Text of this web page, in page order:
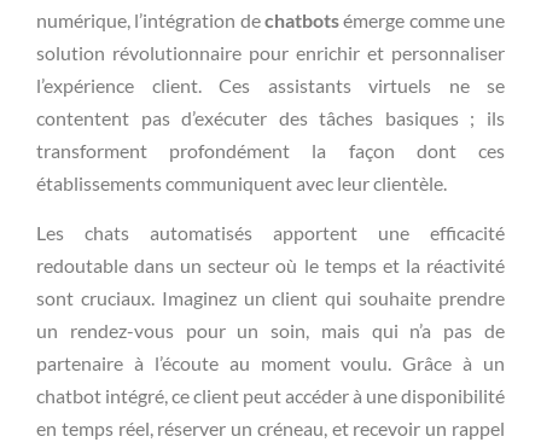
numérique, l’intégration dechatbotsémerge comme une
solution révolutionnaire pour enrichir et personnaliser
l’expérience client. Ces assistants virtuels ne se
contentent pas d’exécuter des tâches basiques ; ils
transforment profondément la façon dont ces
établissements communiquent avec leur clientèle.
Les chats automatisés apportent une efficacité
redoutable dans un secteur où le temps et la réactivité
sont cruciaux. Imaginez un client qui souhaite prendre
un rendez-vous pour un soin, mais qui n’a pas de
partenaire à l’écoute au moment voulu. Grâce à un
chatbot intégré, ce client peut accéder à une disponibilité
en temps réel, réserver un créneau, et recevoir un rappel